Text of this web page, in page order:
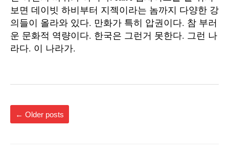
보면 데이빗 하비부터 지젝이라는 놈까지 다양한 강
의들이 올라와 있다. 만화가 특히 압권이다. 참 부러
운 문화적 역량이다. 한국은 그런거 못한다. 그런 나
라다. 이 나라가.
← Older posts